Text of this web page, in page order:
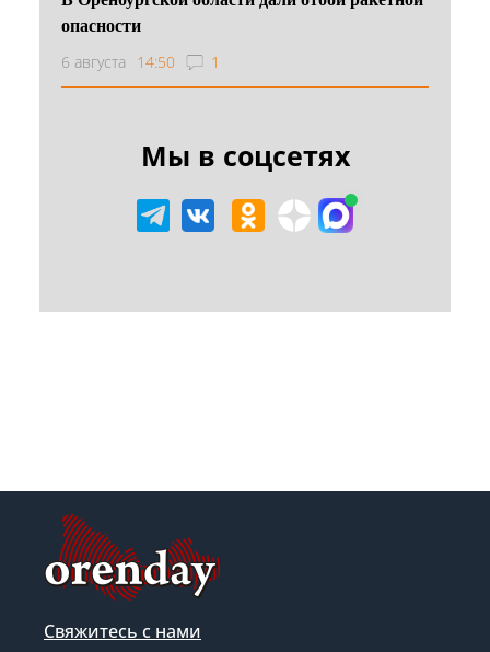
опасности
6 августа 14:50 1
Мы в соцсетях
Свяжитесь с нами